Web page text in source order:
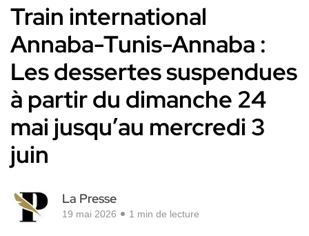
Train international
Annaba-Tunis-Annaba :
Les dessertes suspendues
à partir du dimanche 24
mai jusqu’au mercredi 3
juin
La Presse
19 mai 2026 1 min de lecture